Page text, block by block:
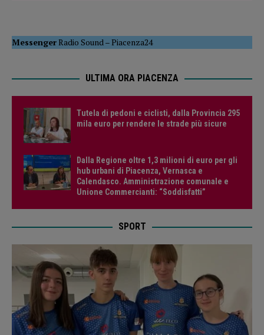
MessengerRadio Sound–Piacenza24
ULTIMA ORA PIACENZA
Tutela di pedoni e ciclisti, dalla Provincia 295
mila euro per rendere le strade più sicure
Dalla Regione oltre 1,3 milioni di euro per gli
hub urbani di Piacenza, Vernasca e
Calendasco. Amministrazione comunale e
Unione Commercianti: “Soddisfatti”
SPORT